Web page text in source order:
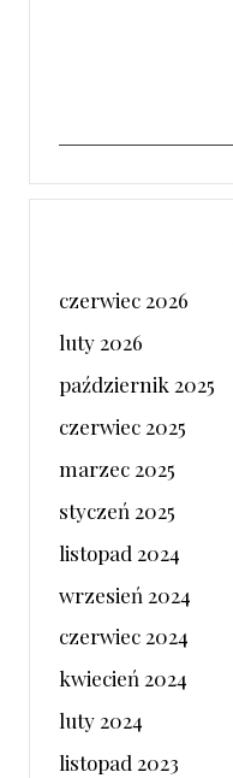
czerwiec 2026
luty 2026
październik 2025
czerwiec 2025
marzec 2025
styczeń 2025
listopad 2024
wrzesień 2024
czerwiec 2024
kwiecień 2024
luty 2024
listopad 2023